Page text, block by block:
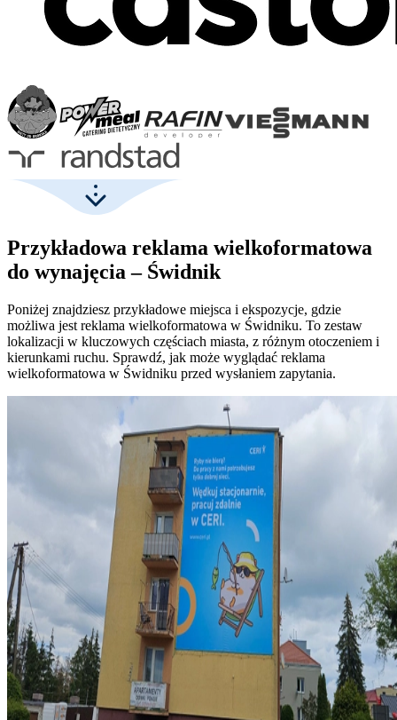
Przykładowa reklama wielkoformatowa
do wynajęcia – Świdnik
Poniżej znajdziesz przykładowe miejsca i ekspozycje, gdzie
możliwa jest reklama wielkoformatowa w Świdniku. To zestaw
lokalizacji w kluczowych częściach miasta, z różnym otoczeniem i
kierunkami ruchu. Sprawdź, jak może wyglądać reklama
wielkoformatowa w Świdniku przed wysłaniem zapytania.